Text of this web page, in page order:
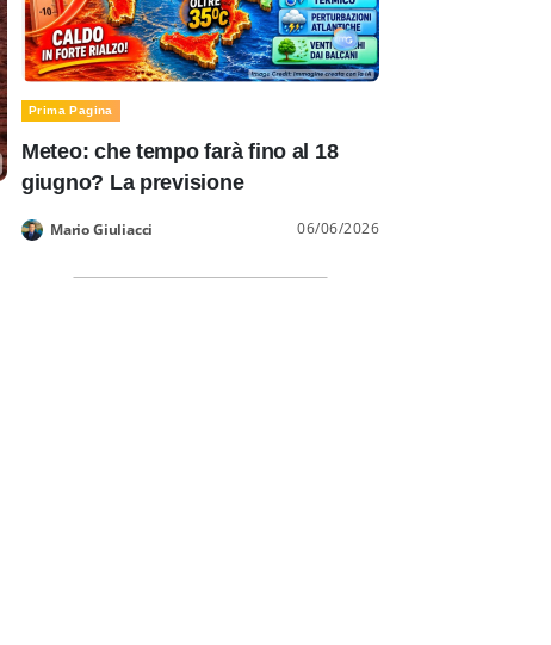
Prima Pagina
Meteo: che tempo farà fino al 18
giugno? La previsione
Mario Giuliacci 06/06/2026